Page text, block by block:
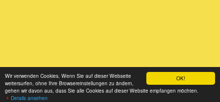
OK!
Wir verwenden Cookies. Wenn Sie auf dieser Webseite
weitersurfen, ohne Ihre Browsereinstellungen zu ändern,
gehen wir davon aus, dass Sie alle Cookies auf dieser Website empfangen möchten.
Details ansehen